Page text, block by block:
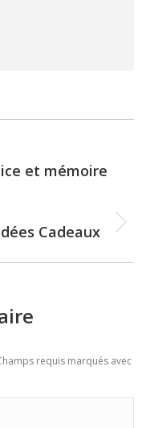
et mémoire
Cadeaux
requis marqués avec